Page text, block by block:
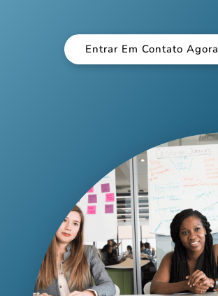
Entrar Em Contato Agora